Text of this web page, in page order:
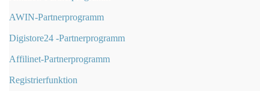
AWIN-Partnerprogramm
Digistore24 -Partnerprogramm
Affilinet-Partnerprogramm
Registrierfunktion